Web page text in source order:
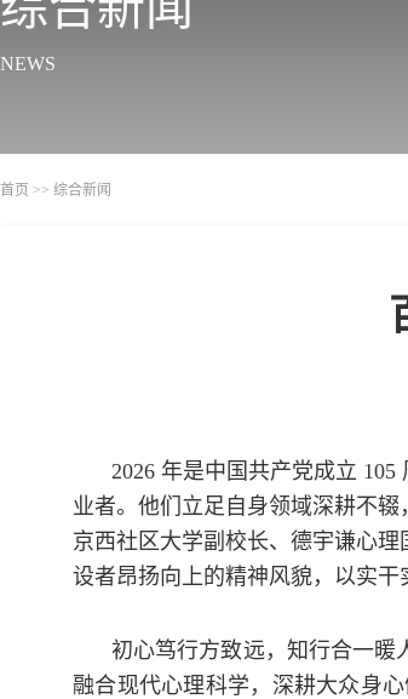
NEWS
首页 >> 综合新闻
2026 年是中国共产党成立
业者。他们立足自身领域深耕不
京西社区大学副校长、德宇谦心
设者昂扬向上的精神风貌，以实干
初心笃行方致远，知行合一暖
融合现代心理科学，深耕大众身